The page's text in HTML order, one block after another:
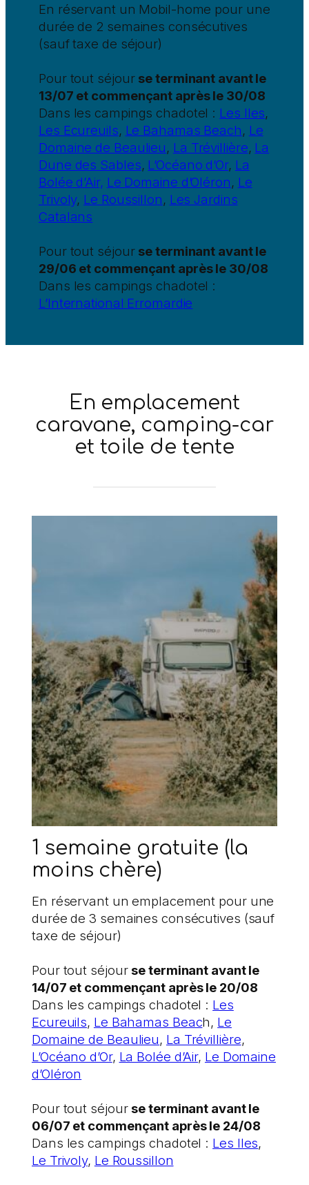
En réservant un Mobil-home pour une
durée de 2 semaines consécutives
(sauf taxe de séjour)
Pour tout séjour se terminant avant le
13/07 et commençant après le 30/08
Dans les campings chadotel : Les Iles,
Les Ecureuils, Le Bahamas Beach, Le
Domaine de Beaulieu, La Trévillière, La
Dune des Sables, L’Océano d’Or, La
Bolée d’Air, Le Domaine d’Oléron, Le
Trivoly, Le Roussillon, Les Jardins
Catalans
Pour tout séjour se terminant avant le
29/06 et commençant après le 30/08
Dans les campings chadotel :
L’International Erromardie
En emplacement
caravane, camping-car
et toile de tente
1 semaine gratuite (la
moins chère)
En réservant un emplacement pour une
durée de 3 semaines consécutives (sauf
taxe de séjour)
Pour tout séjourse terminant avant le
14/07 et commençant après le 20/08
Dans les campings chadotel : Les
Ecureuils, Le Bahamas Beach, Le
Domaine de Beaulieu, La Trévillière,
L’Océano d’Or, La Bolée d’Air, Le Domaine
d’Oléron
Pour tout séjourse terminant avant le
06/07 et commençant après le 24/08
Dans les campings chadotel : Les Iles,
Le Trivoly, Le Roussillon